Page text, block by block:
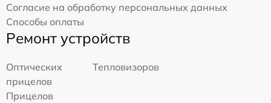
Согласие на обработку персональных данных
Способы оплаты
Ремонт устройств
Оптических
прицелов
Тепловизоров
Прицелов